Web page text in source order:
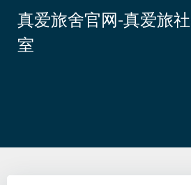
转
真爱旅舍官网-真爱旅
室